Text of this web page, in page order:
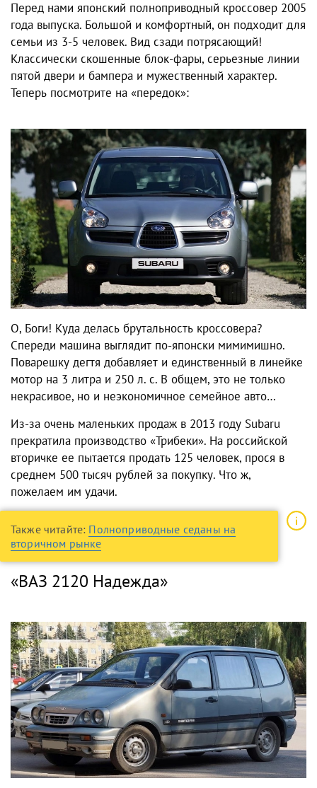
Перед нами японский полноприводный кроссовер 2005
года выпуска. Большой и комфортный, он подходит для
семьи из 3-5 человек. Вид сзади потрясающий!
Классически скошенные блок-фары, серьезные линии
пятой двери и бампера и мужественный характер.
Теперь посмотрите на «передок»:
О, Боги! Куда делась брутальность кроссовера?
Спереди машина выглядит по-японски мимимишно.
Поварешку дегтя добавляет и единственный в линейке
мотор на 3 литра и 250 л. с. В общем, это не только
некрасивое, но и неэкономичное семейное авто…
Из-за очень маленьких продаж в 2013 году Subaru
прекратила производство «Трибеки». На российской
вторичке ее пытается продать 125 человек, прося в
среднем 500 тысяч рублей за покупку. Что ж,
пожелаем им удачи.
Также читайте: Полноприводные седаны на
вторичном рынке
«ВАЗ 2120 Надежда»